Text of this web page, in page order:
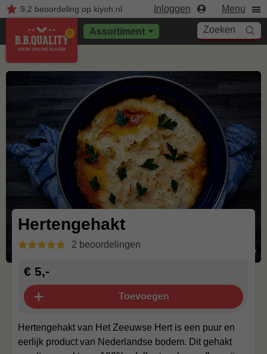
9,2 beoordelingop kiyoh.nl Inloggen Menu
Assortiment Zoeken
Hertengehakt
2 beoordelingen
Hertengehakt van Het Zeeuwse Hert is een puur en
eerlijk product van Nederlandse bodem. Dit gehakt
€ 5,-
Toevoegen